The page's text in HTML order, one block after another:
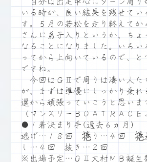
いる時が、良い結果を残せてい
す。５月の若松を走り終えてか
さんに弟子入りというか、ちょ
なることになりました。いろい
ってから上向いているので、と
ですね。
今回はＧⅡで周りは凄い人た
が、まずは準優にしっかり乗れ
選から頑張っていこうと思いま
（マンスリーＢＯＡＴＲＡＣＥ
●１着決まり手(過去６ヵ月)
逃げ…１８回 捲り…４回 捲
し…４回 抜き…２回
※出場予定…ＧⅡ大村ＭＢ誕生